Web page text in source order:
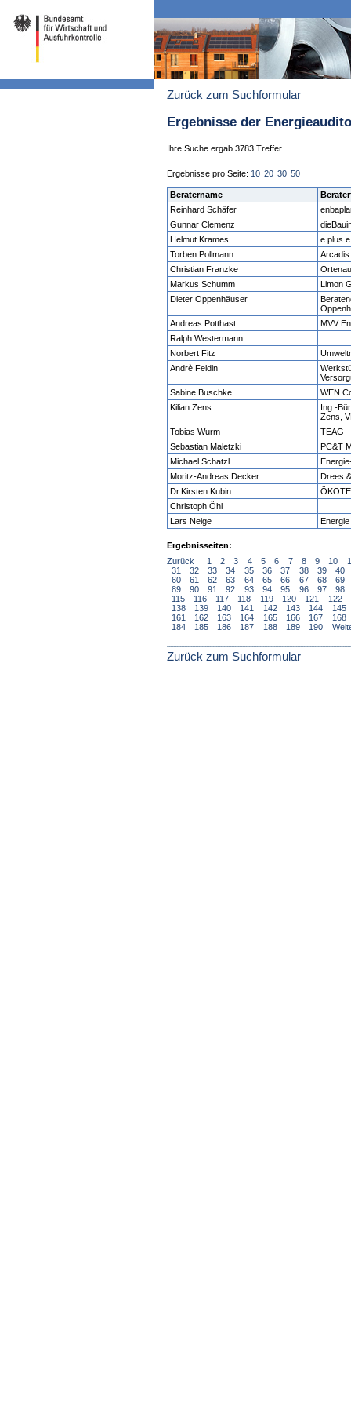
Zurück zum Suchformular
Ergebnisse der
Ihre Suche ergab 3783 Treffer.
Ergebnisse pro Seite: 10 20 30 50
Beratername
Reinhard Schäfer
Gunnar Clemenz
Helmut Krames
e plus
Torben Pollmann
Christian Franzke
Markus Schumm
Limon
Dieter Oppenhäuser
Andreas Potthast
MVV
Ralph Westermann
Norbert Fitz
Andrè Feldin
Sabine Buschke
WEN
Kilian Zens
Ing.-
Zens,
Tobias Wurm
TEAG
Sebastian Maletzki
PC&T
Michael Schatzl
Moritz-Andreas Decker
Drees
Dr.Kirsten Kubin
Christoph Öhl
Lars Neige
Ergebnisseiten:
Zurück
1 2 3 4 5 6 7 8 9 10
31
32 33 34 35 36 37 38 39
40
60
61 62 63 64 65 66 67 68
69
89
90 91 92 93 94 95 96 97
98
115
116 117 118 119 120 121 122
138
139 140 141 142 143 144
145
161
162 163 164 165 166 167
168
184
185 186 187 188 189 190
Zurück zum Suchformular